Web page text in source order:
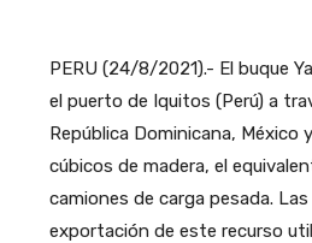
PERU (24/8/2021).- El buque
el puerto de Iquitos (Perú) a
República Dominicana, México
cúbicos de madera, el
camiones de carga pesada.
exportación de este recurso